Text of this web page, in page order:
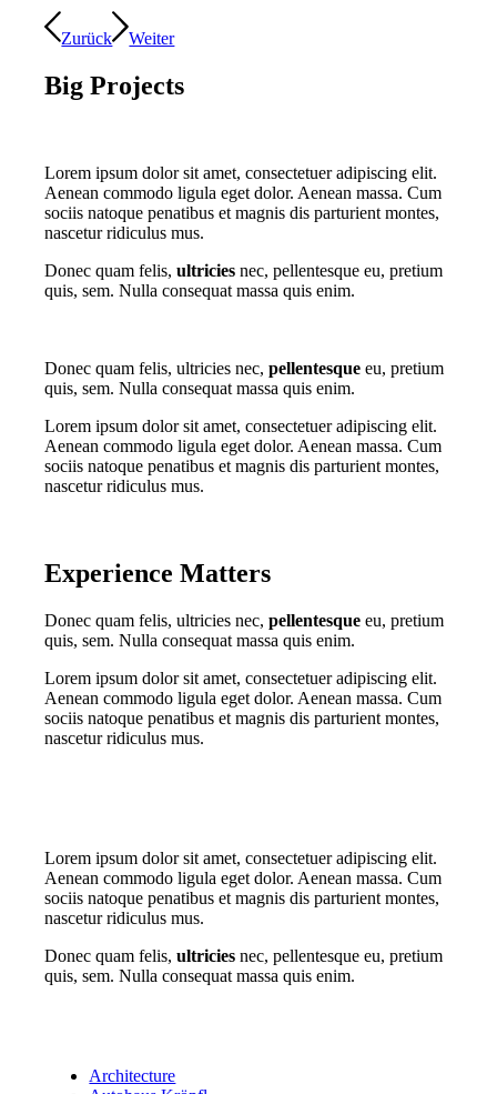
Zurück Weiter
Big Projects
Lorem ipsum dolor sit amet, consectetuer adipiscing elit.
Aenean commodo ligula eget dolor. Aenean massa. Cum
sociis natoque penatibus et magnis dis parturient montes,
nascetur ridiculus mus.
Donec quam felis,ultricies nec, pellentesque eu, pretium
quis, sem. Nulla consequat massa quis enim.
Donec quam felis, ultricies nec,pellentesque eu, pretium
quis, sem. Nulla consequat massa quis enim.
Lorem ipsum dolor sit amet, consectetuer adipiscing elit.
Aenean commodo ligula eget dolor. Aenean massa. Cum
sociis natoque penatibus et magnis dis parturient montes,
nascetur ridiculus mus.
Experience Matters
Donec quam felis, ultricies nec,pellentesque eu, pretium
quis, sem. Nulla consequat massa quis enim.
Lorem ipsum dolor sit amet, consectetuer adipiscing elit.
Aenean commodo ligula eget dolor. Aenean massa. Cum
sociis natoque penatibus et magnis dis parturient montes,
nascetur ridiculus mus.
Lorem ipsum dolor sit amet, consectetuer adipiscing elit.
Aenean commodo ligula eget dolor. Aenean massa. Cum
sociis natoque penatibus et magnis dis parturient montes,
nascetur ridiculus mus.
Donec quam felis,ultricies nec, pellentesque eu, pretium
quis, sem. Nulla consequat massa quis enim.
Architecture